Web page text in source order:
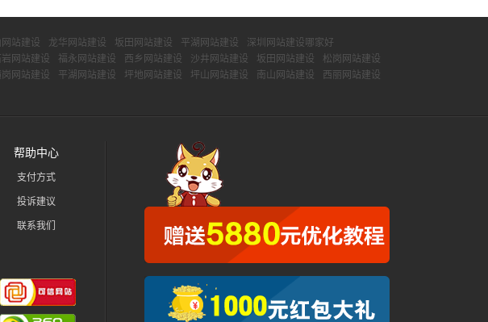
站建设 龙华网站建设 坂田网站建设 平湖网站建设
深圳网站建设哪家好
岩网站建设 福永网站建设 西乡网站建设 沙井网站建设 坂田网站建设
松岗网站建设
岗网站建设 平湖网站建设 坪地网站建设 坪山网站建设 南山网站建设
西丽网站建设
帮助中心
支付方式
投诉建议
联系我们